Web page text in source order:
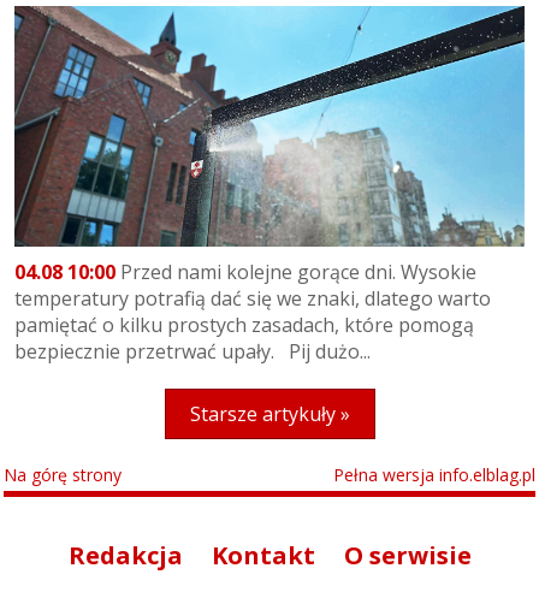
04.08 10:00 Przed nami kolejne gorące dni. Wysokie
temperatury potrafią dać się we znaki, dlatego warto
pamiętać o kilku prostych zasadach, które pomogą
bezpiecznie przetrwać upały. Pij dużo...
Starsze artykuły »
Na górę strony Pełna wersja info.elblag.pl
Redakcja Kontakt O serwisie